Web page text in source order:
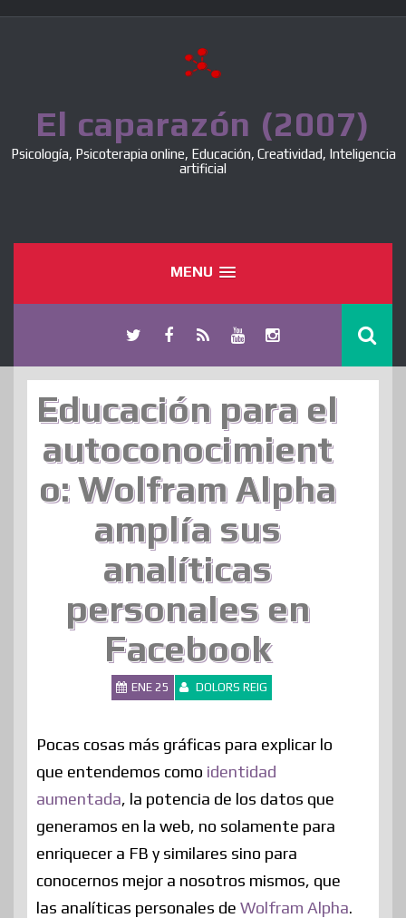
El caparazón (2007)
Psicología, Psicoterapia online, Educación, Creatividad, Inteligencia
artificial
MENU
Educación para el
autoconocimient
o: Wolfram Alpha
amplía sus
analíticas
personales en
Facebook
ENE 25 DOLORS REIG
Pocas cosas más gráficas para explicar lo
que entendemos como identidad
aumentada, la potencia de los datos que
generamos en la web, no solamente para
enriquecer a FB y similares sino para
conocernos mejor a nosotros mismos, que
las analíticas personales de Wolfram Alpha.